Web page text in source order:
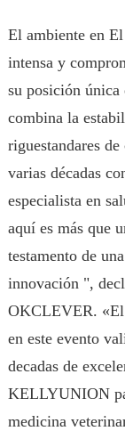
El ambiente en
intensa y
su posición única
combina la
riguestandares
varias décadas
especialista en
aquí es más que
testamento de
innovación ",
OKCLEVER. «El
en este evento
decadas de
KELLYUNION
medicina